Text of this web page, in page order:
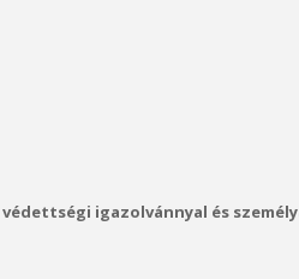
védettségi igazolvánnyal és